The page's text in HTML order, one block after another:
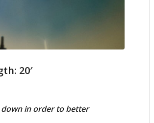
20′
in order to better